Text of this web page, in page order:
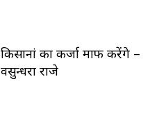
किसानां का कर्जा माफ करेंगे –
वसुन्धरा राजे